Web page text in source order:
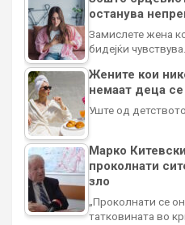
останува
Замислете жена
бидејќи чувствува…
Жените кои
немаат деца се
Уште од
Марко
проколнати
зло
„Проколнати се
татковината во